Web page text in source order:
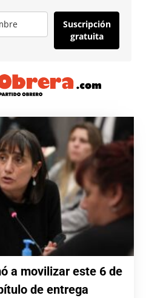
Suscripción
gratuita
a movilizar este 6 de
de entrega